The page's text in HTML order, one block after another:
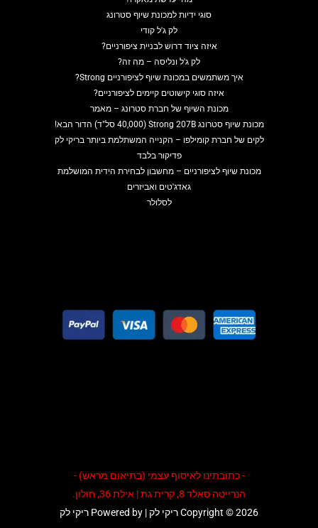
סוגי ידיות למכונת שיוף סטרונג
לק ג'ל קודי
איזה ציוד דרוש לבניית ציפורניים?
לק ג'ל ונליסה – מה זה?
איך משתמשים במכונת שיוף לציפורניים Strong?
איזה סוגי קישוטים קיימים לציפורניים?
מכונת השיוף של חברת סטרונג – מאמר
מכונת שיוף סטרונג Strong 207B (40,000 סל"ד) הדור הבא!
לקים של חברת קומילפו – הקנייה המשתלמת ביותר בריקי לק
פדיקור בלבד
מכונת שיוף לציפורניים – מחשבון לבחירת הידית המושלמת
גאדג'טים ואביזרים
לסלולר
- כתובתינו לאיסוף עצמי (בתיאום מראש) -
הנרייטה סאלד 8, קרית גת | אילת 36, חולון.
Copyright © 2026 ריקי לק | Powered by ריקי לק